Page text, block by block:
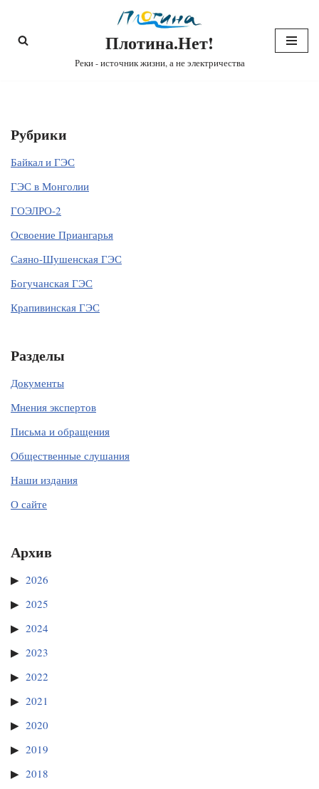
Перейти
Плотина.Нет!
Реки - источник жизни, а не электричества
Рубрики
Байкал и ГЭС
ГЭС в Монголии
ГОЭЛРО-2
Освоение Приангарья
Саяно-Шушенская ГЭС
Богучанская ГЭС
Крапивинская ГЭС
Разделы
Документы
Мнения экспертов
Письма и обращения
Общественные слушания
Наши издания
О сайте
Архив
2026
2025
2024
2023
2022
2021
2020
2019
2018